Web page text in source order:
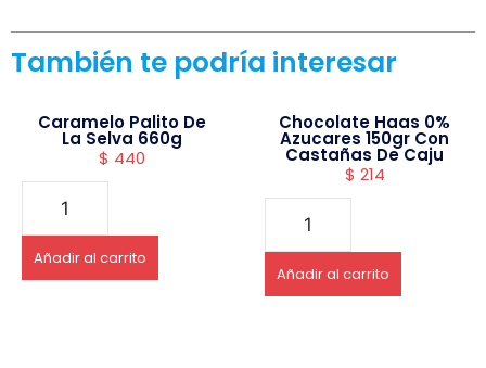
También te podría interesar
Caramelo Palito De
La Selva 660g
$ 440
Añadir al carrito
Chocolate Haas 0%
Azucares 150gr Con
Castañas De Caju
$ 214
Añadir al carrito